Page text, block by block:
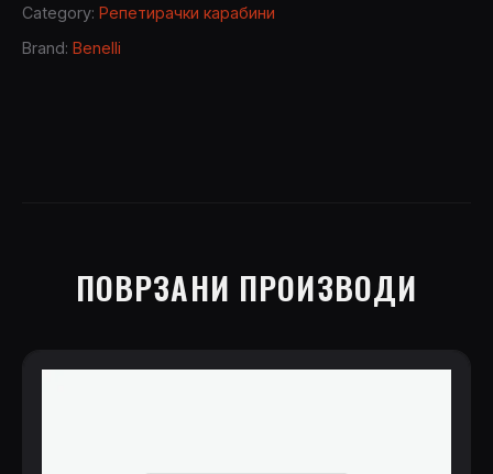
Wood
300
Category: Репетирачки карабини
Brand: Benelli
ПОВРЗАНИ ПРОИЗВОДИ